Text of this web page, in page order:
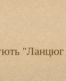
"Ланцюг